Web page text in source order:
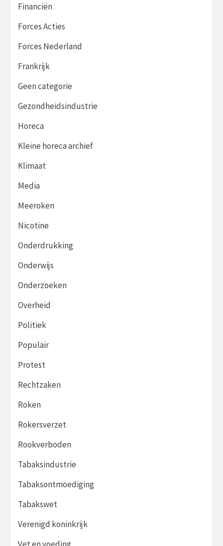
Financiën
Forces Acties
Forces Nederland
Frankrijk
Geen categorie
Gezondheidsindustrie
Horeca
Kleine horeca archief
Klimaat
Media
Meeroken
Nicotine
Onderdrukking
Onderwijs
Onderzoeken
Overheid
Politiek
Populair
Protest
Rechtzaken
Roken
Rokersverzet
Rookverboden
Tabaksindustrie
Tabaksontmoediging
Tabakswet
Verenigd koninkrijk
Vet en voeding